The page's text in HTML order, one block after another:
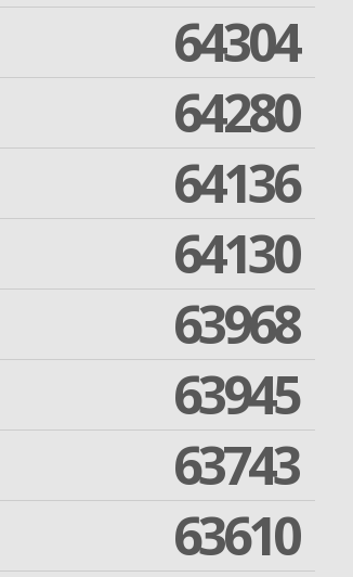
64304
64280
64136
64130
63968
63945
63743
63610